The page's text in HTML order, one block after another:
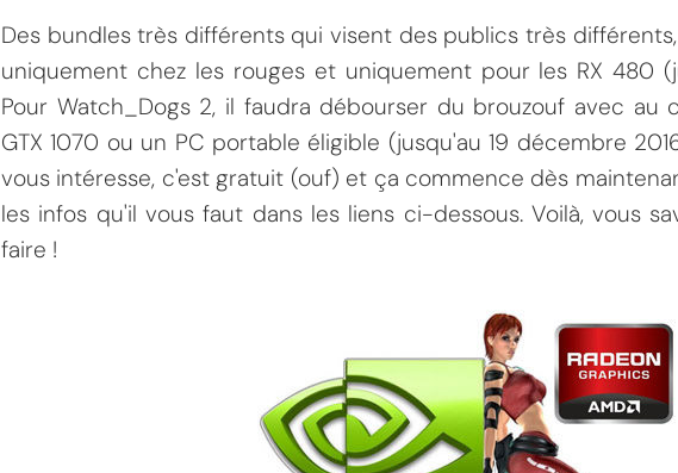
Des bundles très différents qui visent des publics très
uniquement chez les rouges et uniquement pour les RX 480
Pour Watch_Dogs 2, il faudra débourser du brouzouf avec au
GTX 1070 ou un PC portable éligible (jusqu'au 19 décembre
vous intéresse, c'est gratuit (ouf) et ça commence dès
les infos qu'il vous faut dans les liens ci-dessous. Voilà, vous
faire !